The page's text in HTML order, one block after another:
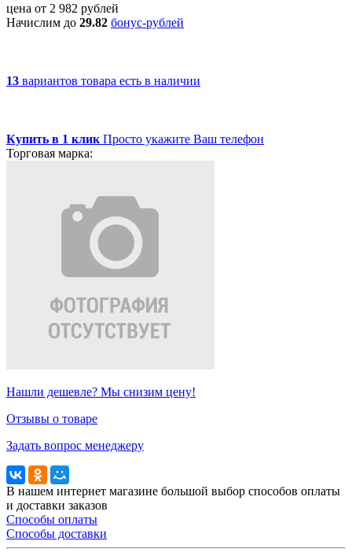
цена от 2 982 рублей
Начислим до 29.82 бонус-рублей
13 вариантов товара есть в наличии
Купить в 1 клик Просто укажите Ваш телефон
Торговая марка:
Нашли дешевле? Мы снизим цену!
Отзывы о товаре
Задать вопрос менеджеру
В нашем интернет магазине большой выбор способов оплаты
и доставки заказов
Способы оплаты
Способы доставки